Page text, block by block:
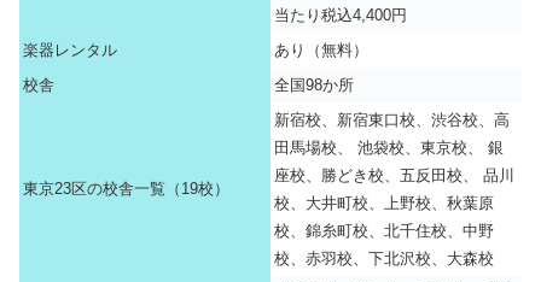
当たり税込4,400円
楽器レンタル
あり（無料）
校舎
全国98か所
東京23区の校舎一覧（19校）
新宿校、新宿東口校、渋谷校、高
田馬場校、 池袋校、東京校、 銀
座校、勝どき校、五反田校、 品川
校、大井町校、上野校、秋葉原
校、錦糸町校、北千住校、中野
校、赤羽校、下北沢校、大森校